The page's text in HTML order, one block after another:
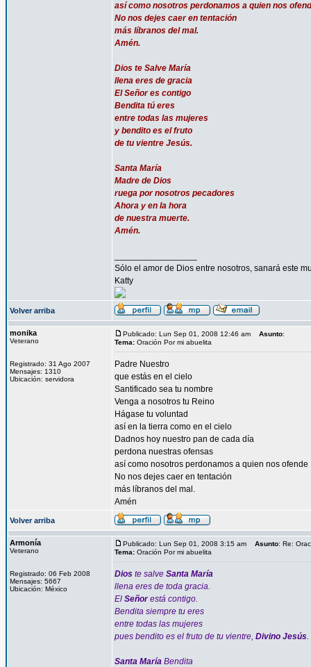
así como nosotros perdonamos a quien nos
No nos dejes caer en tentación
más líbranos del mal.
Amén.
Dios te Salve María
llena eres de gracia
El Señor es contigo
Bendita tú eres
entre todas las mujeres
y bendito es el fruto
de tu vientre Jesús.
Santa María
Madre de Dios
ruega por nosotros pecadores
Ahora y en la hora
de nuestra muerte.
Amén.
Sólo el amor de Dios entre nosotros, sanará este
Katty
Volver arriba
monika
Veterano
Registrado: 31 Ago 2007
Mensajes: 1310
Ubicación: servidora
Publicado: Lun Sep 01, 2008 12:46 am Asunto:
Tema: Oración Por mi abuelita
Padre Nuestro
que estás en el cielo
Santificado sea tu nombre
Venga a nosotros tu Reino
Hágase tu voluntad
así en la tierra como en el cielo
Dadnos hoy nuestro pan de cada día
perdona nuestras ofensas
así como nosotros perdonamos a quien nos ofende
No nos dejes caer en tentación
más líbranos del mal.
Amén
Volver arriba
Armonía
Veterano
Registrado: 06 Feb 2008
Mensajes: 5667
Ubicación: México
Publicado: Lun Sep 01, 2008 3:15 am Asunto: Re:
Tema: Oración Por mi abuelita
Dios te salve Santa María
llena eres de toda gracia.
El Señorestá contigo.
Bendita siempre tu eres
entre todas las mujeres
pues bendito es el fruto de tu vientre, Divino Jesús.
Santa María Bendita